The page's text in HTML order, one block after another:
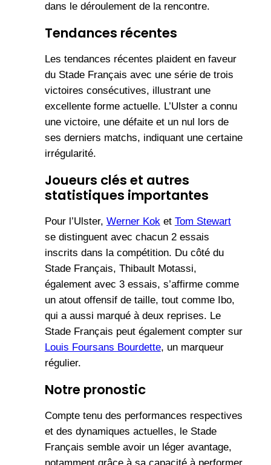
dans le déroulement de la rencontre.
Tendances récentes
Les tendances récentes plaident en faveur
du Stade Français avec une série de trois
victoires consécutives, illustrant une
excellente forme actuelle. L’Ulster a connu
une victoire, une défaite et un nul lors de
ses derniers matchs, indiquant une certaine
irrégularité.
Joueurs clés et autres
statistiques importantes
Pour l’Ulster, Werner Koket Tom Stewart
se distinguent avec chacun 2 essais
inscrits dans la compétition. Du côté du
Stade Français, Thibault Motassi,
également avec 3 essais, s’affirme comme
un atout offensif de taille, tout comme Ibo,
qui a aussi marqué à deux reprises. Le
Stade Français peut également compter sur
Louis Foursans Bourdette, un marqueur
régulier.
Notre pronostic
Compte tenu des performances respectives
et des dynamiques actuelles, le Stade
Français semble avoir un léger avantage,